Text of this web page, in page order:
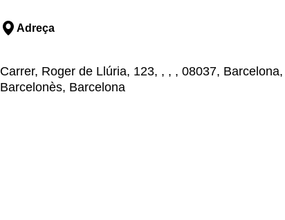
Adreça
Carrer, Roger de Llúria, 123, , , , 08037, Barcelona,
Barcelonès, Barcelona